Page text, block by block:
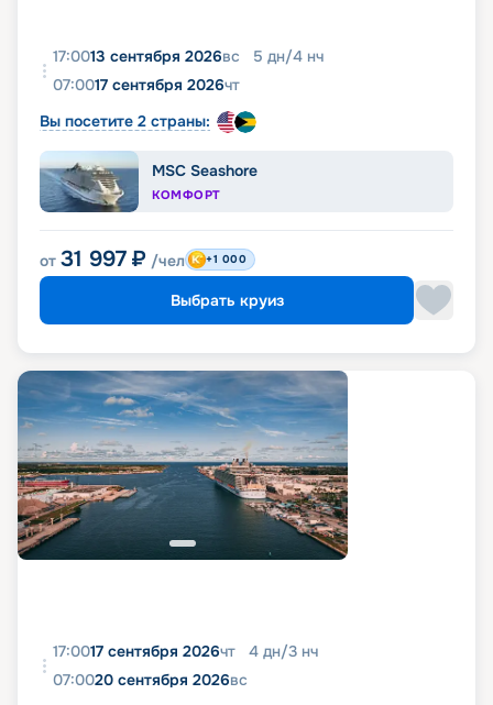
17:0013 сентября 2026вс 5 дн/4 нч
07:0017 сентября 2026чт
Вы посетите 2 страны:
MSC Seashore
КОМФОРТ
от 31 997 ₽ /чел +1 000
Выбрать круиз
17:0017 сентября 2026чт 4 дн/3 нч
07:0020 сентября 2026вс